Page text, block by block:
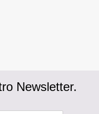
Newsletter.